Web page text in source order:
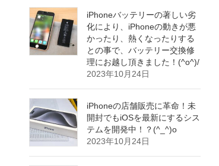
iPhoneバッテリーの著しい劣
化により、iPhoneの動きが悪
かったり、熱くなったりする
との事で、バッテリー交換修
理にお越し頂きました！(^o^)/
2023年10月24日
iPhoneの店舗販売に革命！未
開封でもiOSを最新にするシス
テムを開発中！？(^_^)o
2023年10月24日